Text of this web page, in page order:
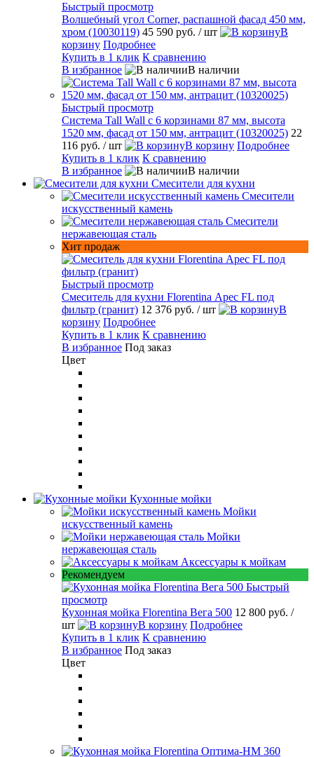
Быстрый просмотр
Волшебный угол Corner, распашной фасад 450 мм,
хром (10030119) 45 590 руб. / шт
В
корзину Подробнее
Купить в 1 клик К сравнению
В избранное
В наличии
Быстрый просмотр
Система Tall Wall с 6 корзинами 87 мм, высота
1520 мм, фасад от 150 мм, антрацит (10320025) 22
116 руб. / шт В корзину Подробнее
Купить в 1 клик К сравнению
В избранное
В наличии
Смесители для кухни
Смесители
искусственный камень
Смесители
нержавеющая сталь
Хит продаж
Быстрый просмотр
Смеситель для кухни Florentina Арес FL под
фильтр (гранит) 12 376 руб. / шт
В
корзину Подробнее
Купить в 1 клик К сравнению
В избранное Под заказ
Цвет
Кухонные мойки
Мойки
искусственный камень
Мойки
нержавеющая сталь
Аксессуары к мойкам
Рекомендуем
Быстрый
просмотр
Кухонная мойка Florentina Вега 500 12 800 руб. /
шт
В корзину Подробнее
Купить в 1 клик К сравнению
В избранное Под заказ
Цвет